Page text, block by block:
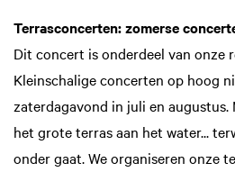
Terrasconcerten: zomerse
Dit concert is onderdeel van onze
Kleinschalige concerten op hoog
zaterdagavond in juli en
het grote terras aan het water...
onder gaat. We organiseren onze